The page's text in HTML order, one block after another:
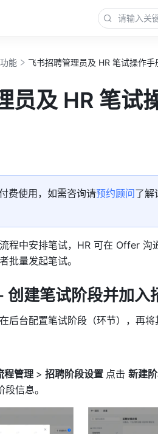
能 飞书招聘管理员及 HR 笔试操作手
员及 HR 笔试
费使用，如需咨询请预约顾问了解
程中安排笔试，HR 可在 Offer 沟
批量发起笔试。
创建笔试阶段并加入
后台配置笔试阶段（环节），再将
程管理 > 招聘阶段设置 点击 新建
段信息。